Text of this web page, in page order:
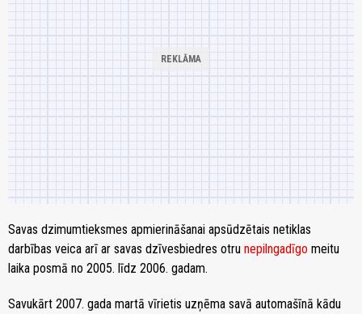
Savas dzimumtieksmes apmierināšanai apsūdzētais netiklas
darbības veica arī ar savas dzīvesbiedres otru nepilngadīgo meitu
laika posmā no 2005. līdz 2006. gadam.
Savukārt 2007. gada martā vīrietis uzņēma savā automašīnā kādu